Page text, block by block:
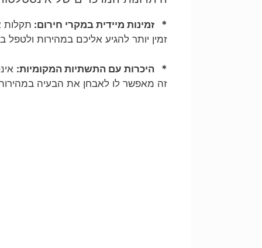
* זמינות מיידית במקרי חירום: תקלות
זמין יותר להגיע אליכם במהירות
* היכרות עם התשתיות המקומיות:
זה מאפשר לו לאבחן את הבעיה במהירות